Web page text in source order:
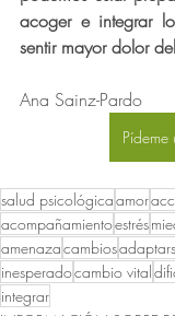
acoger e integrar
sentir mayor dolor
Ana Sainz-Pardo
salud psicológicaamor
acompañamientoestrés
amenazacambios
inesperadocambio vital
integrar